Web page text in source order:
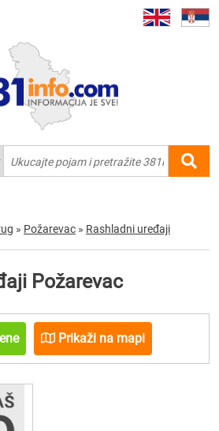
» Požarevac » Rashladni uređaji
Požarevac
Prikaži na mapi